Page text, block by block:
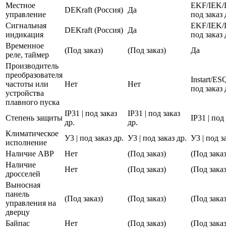
Местное
управление
DEKraft (Россия) Да
EKF/IEK/
под заказ
Сигнальная
индикация
DEKraft (Россия) Да
EKF/IEK/
под заказ
Временное
реле, таймер
(Под заказ) (Под заказ)
Да
Производитель
преобразователя
частоты или
устройства
плавного пуска
Нет Нет
Instart/
под заказ
Степень защиты
IP31 | под заказ
др.
IP31 | под заказ
др.
IP31 | под
Климатическое
исполнение
У3 | под заказ др. У3 | под заказ др. У3 | под
Наличие АВР
Нет (Под заказ)
(Под
Наличие
дросселей
Нет (Под заказ)
(Под
Выносная
панель
управления на
дверцу
(Под заказ) (Под заказ) (Под
Байпас Нет (Под заказ) (Под